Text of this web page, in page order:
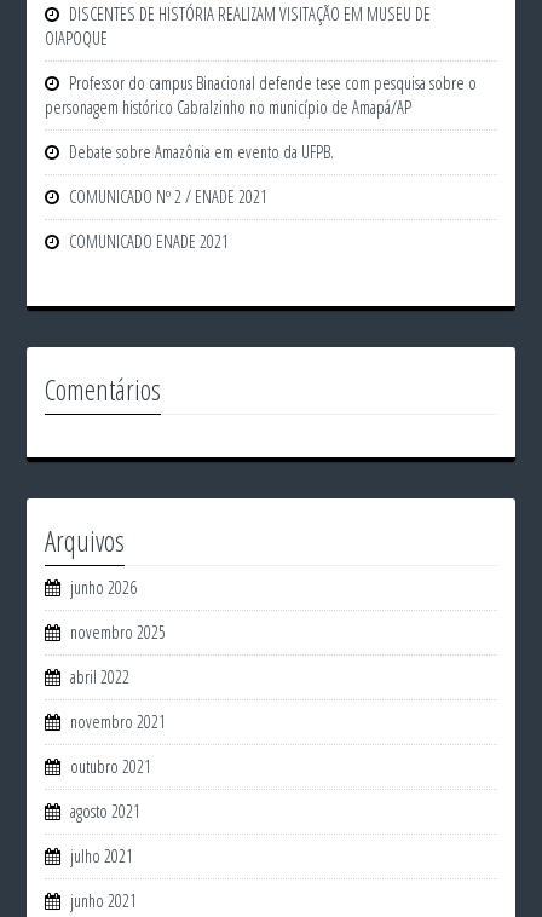
DISCENTES DE HISTÓRIA REALIZAM VISITAÇÃO EM MUSEU DE
OIAPOQUE
Professor do campus Binacional defende tese com pesquisa sobre o
personagem histórico Cabralzinho no município de Amapá/AP
Debate sobre Amazônia em evento da UFPB.
COMUNICADO Nº 2 / ENADE 2021
COMUNICADO ENADE 2021
Comentários
Arquivos
junho 2026
novembro 2025
abril 2022
novembro 2021
outubro 2021
agosto 2021
julho 2021
junho 2021